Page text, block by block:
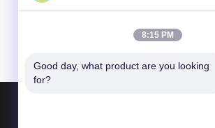
8:15 PM
Good day, what product are you looking
for?